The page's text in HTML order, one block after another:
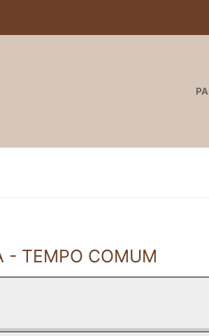
- TEMPO COMUM